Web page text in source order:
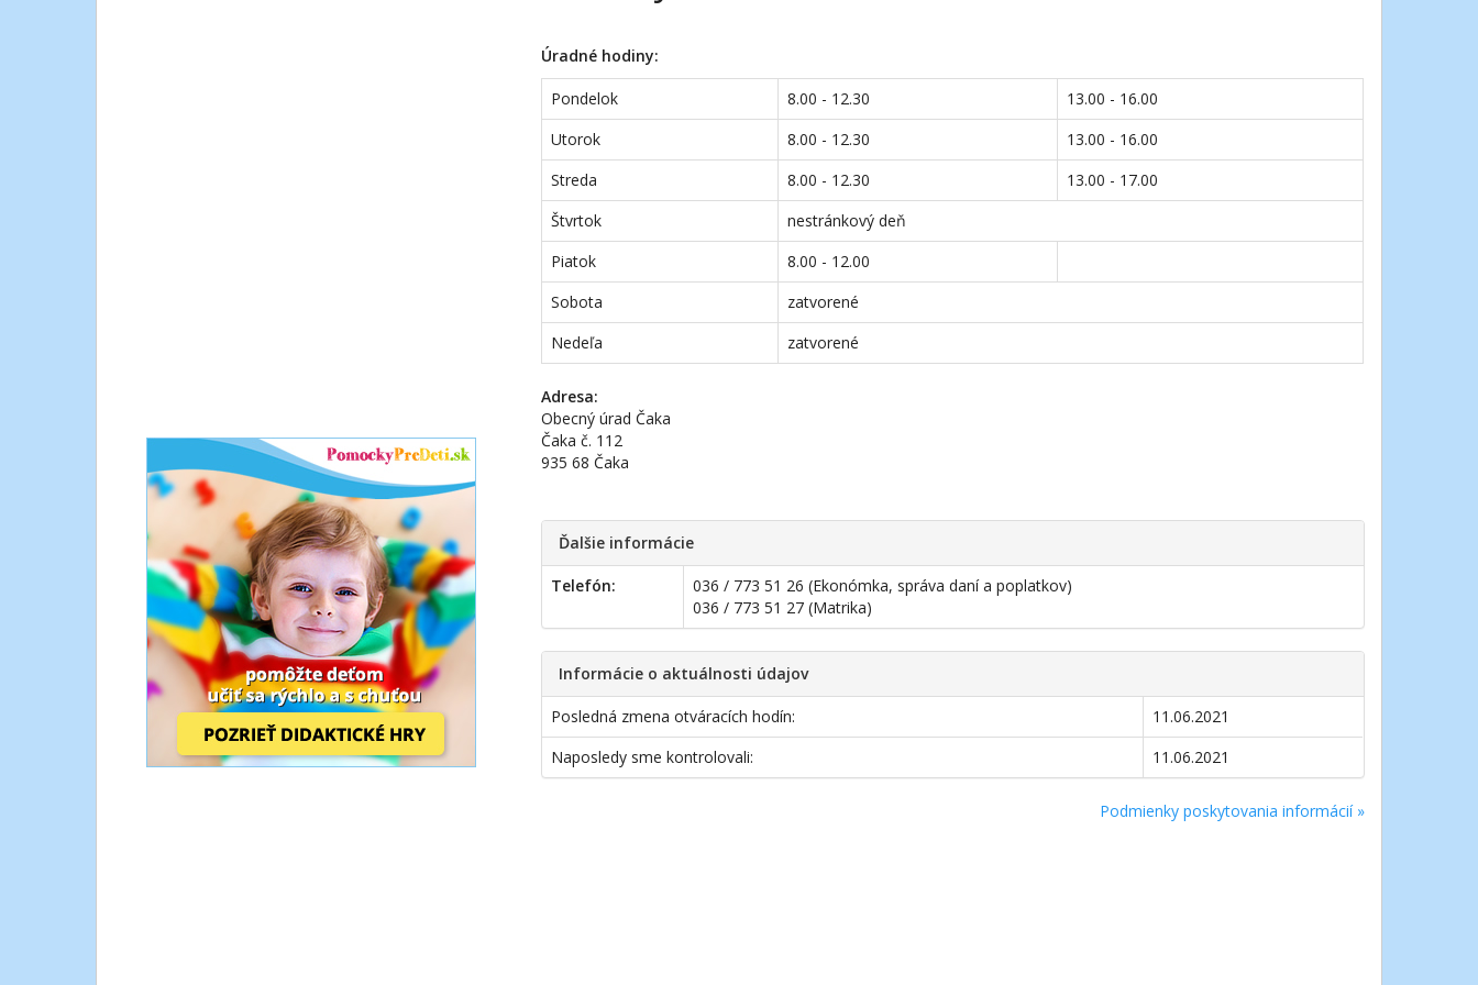
Úradné hodiny:
Pondelok 8.00 - 12.30
13.00 - 16.00
Utorok
8.00 - 12.30
13.00 - 16.00
Streda
8.00 - 12.30
13.00 - 17.00
Štvrtok
nestránkový deň
Piatok
8.00 - 12.00
Sobota
zatvorené
Nedeľa
zatvorené
Adresa:
Obecný úrad Čaka
Čaka č. 112
935 68 Čaka
Ďalšie informácie
Telefón:
036 / 773 51 26 (Ekonómka, správa daní a poplatkov)
036 / 773 51 27 (Matrika)
Informácie o aktuálnosti údajov
Posledná zmena otváracích hodín:
11.06.2021
Naposledy sme kontrolovali:
11.06.2021
Podmienky poskytovania informácií »